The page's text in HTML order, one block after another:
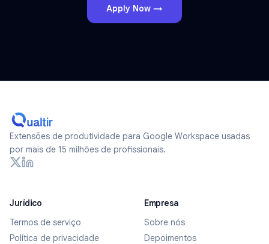
Apply Now →
Extensões de produtividade para Google Workspace usadas
por mais de 15 milhões de profissionais.
Jurídico
Termos de serviço
Política de privacidade
Empresa
Sobre nós
Depoimentos